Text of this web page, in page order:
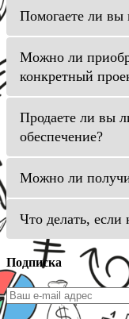
Помогаете ли вы
Можно ли
конкретный
Продаете ли вы
обеспечение?
Можно ли
Что делать, если
Подписка